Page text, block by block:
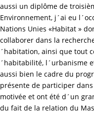
aussi un diplôme de
Environnement, j´ai eu
Nations Unies «Habitat »
collaborer dans la
´habitation, ainsi que tout
´habitabilité, l´urbanisme
aussi bien le cadre du
présente de participer
motivée et ont été d´un
du fait de la relation du